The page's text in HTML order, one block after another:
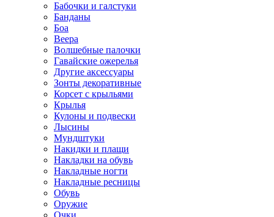
Бабочки и галстуки
Банданы
Боа
Веера
Волшебные палочки
Гавайские ожерелья
Другие аксессуары
Зонты декоративные
Корсет с крыльями
Крылья
Кулоны и подвески
Лысины
Мундштуки
Накидки и плащи
Накладки на обувь
Накладные ногти
Накладные ресницы
Обувь
Оружие
Очки